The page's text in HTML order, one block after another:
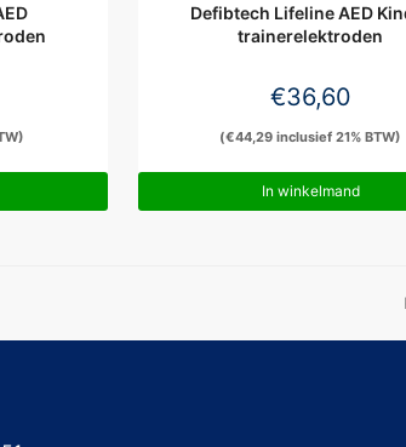
Defibtech Lifeline AED
trainerelektroden
€36,60
(€44,29 inclusief 21% BTW)
In winkelmand